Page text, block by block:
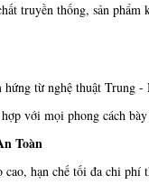
truyền thống, sản
hứng từ nghệ thuật Trung
với mọi phong cách
Toàn
hạn chế tối đa chi phí